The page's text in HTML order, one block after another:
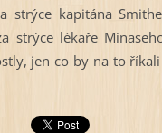
strýce kapitána
strýce lékaře
jen co by na to